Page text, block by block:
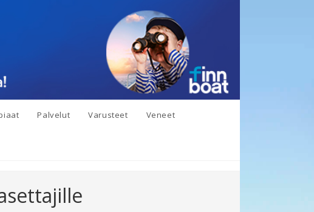
Palvelut Varusteet Veneet